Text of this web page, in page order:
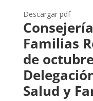
Descargar pdf
Familias
de
Salud y